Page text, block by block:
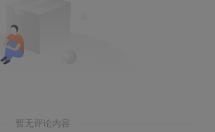
暂无评论内容